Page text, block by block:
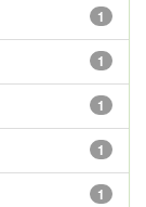
1
1
1
1
1